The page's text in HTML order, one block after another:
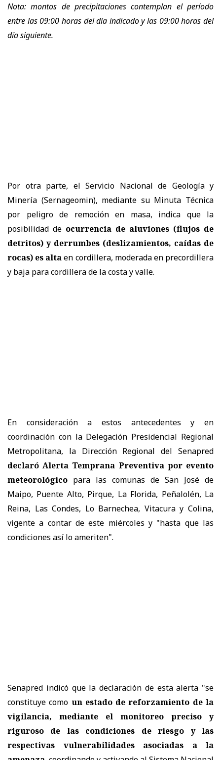
Nota: montos de precipitaciones contemplan el período
entre las 09:00 horas del día indicado y las 09:00 horas del
día siguiente.
Por otra parte, el Servicio Nacional de Geología y
Minería (Sernageomin), mediante su Minuta Técnica
por peligro de remoción en masa, indica que la
posibilidad de ocurrencia de aluviones (flujos de
detritos) y derrumbes (deslizamientos, caídas de
rocas) es altaen cordillera, moderada en precordillera
y baja para cordillera de la costa y valle.
En consideración a estos antecedentes y en
coordinación con la Delegación Presidencial Regional
Metropolitana, la Dirección Regional del Senapred
declaró Alerta Temprana Preventiva por evento
meteorológico para las comunas de San José de
Maipo, Puente Alto, Pirque, La Florida, Peñalolén, La
Reina, Las Condes, Lo Barnechea, Vitacura y Colina,
vigente a contar de este miércoles y "hasta que las
condiciones así lo ameriten".
Senapred indicó que la declaración de esta alerta "se
constituye como un estado de reforzamiento de la
vigilancia, mediante el monitoreo preciso y
riguroso de las condiciones de riesgo y las
respectivas vulnerabilidades asociadas a la